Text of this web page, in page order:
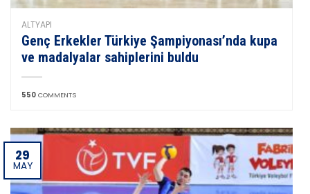
ALTYAPI
Genç Erkekler Türkiye Şampiyonası’nda kupa
ve madalyalar sahiplerini buldu
550 COMMENTS
29
MAY